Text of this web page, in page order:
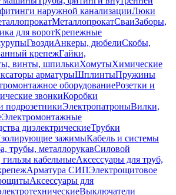
наружной канализацииЛюки
МеталлопрокатСваиЗаборы,
для воротКрепежные
ГвоздиАнкеры, дюбелиСкобы,
крепежГайки,
винты, шпилькиХомутыХимические
арматурыШплинтыПружины
оборудованиеРозетки и
звонкиКоробки
подрозетникиЭлектропатроныВилки,
Электромонтажные
диэлектрическиеТрубки
зажимыКабель и системы
трубы, металлорукавСиловой
кабельныеАксессуары для труб,
Арматура СИПЭлектрощитовое
Аксессуары для
Выключатели